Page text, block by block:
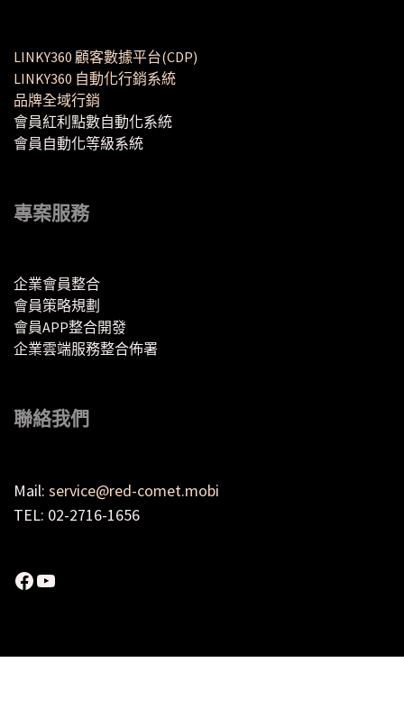
LINKY360 顧客數據平台(CDP)
LINKY360 自動化行銷系統
品牌全域行銷
會員紅利點數自動化系統
會員自動化等級系統
專案服務
企業會員整合
會員策略規劃
會員APP整合開發
企業雲端服務整合佈署
聯絡我們
Mail: service@red-comet.mobi
TEL: 02-2716-1656
Facebook
YouTube